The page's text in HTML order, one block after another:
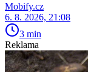
Mobify.cz
6. 8. 2026, 21:08
3 min
Reklama